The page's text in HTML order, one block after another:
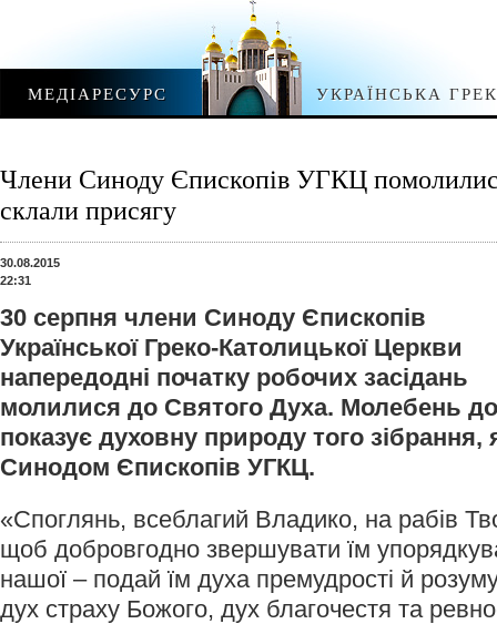
МЕДІАРЕСУРС УКРАЇНСЬКА
Члени Синоду Єпископів УГКЦ
склали присягу
30.08.2015
22:31
30 серпня члени Синоду Єпископів
Української Греко-Католицької Церкви
напередодні початку робочих засідань
молилися до Святого Духа. Молебень
показує духовну природу того
Синодом Єпископів УГКЦ.
«Споглянь, всеблагий Владико, на рабів
щоб добровгодно звершувати їм
нашої – подай їм духа премудрості й
дух страху Божого, дух благочестя та